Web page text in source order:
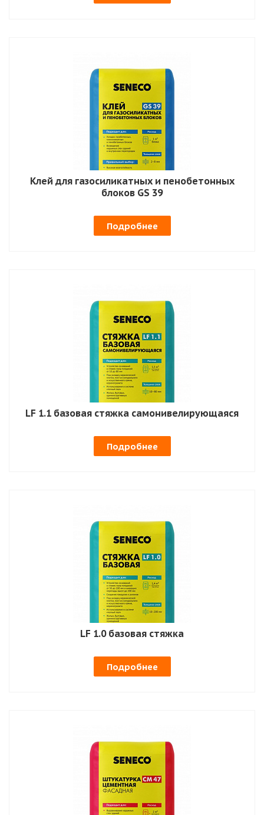
Клей для газосиликатных и пенобетонных
блоков GS 39
Подробнее
LF 1.1 базовая стяжка самонивелирующаяся
Подробнее
LF 1.0 базовая стяжка
Подробнее